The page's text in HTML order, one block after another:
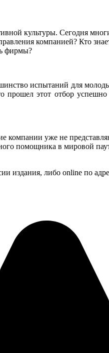
культуры. Сегодня
компанией? Кто
фирмы?
испытаний для
этот отбор
уже не
помощника в мировой
издания, либо online по